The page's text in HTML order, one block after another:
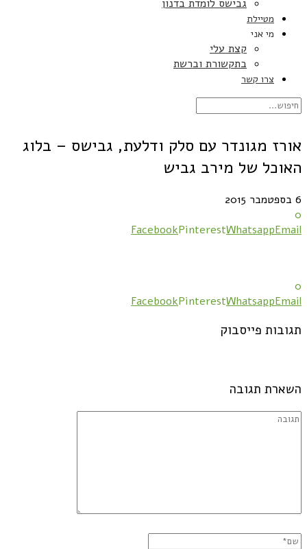
גבישס לומדת בדנון
מטיילת
מי אני
קצת עלי
בתקשורת וברשת
צרו קשר
אורז מגונדר עם סלק ודלעת, גבישס – בלוג
האוכל של מירב גביש
6 בספטמבר 2015
0
FacebookPinterestWhatsappEmail
0
FacebookPinterestWhatsappEmail
תגובות פייסבוק
השארת תגובה